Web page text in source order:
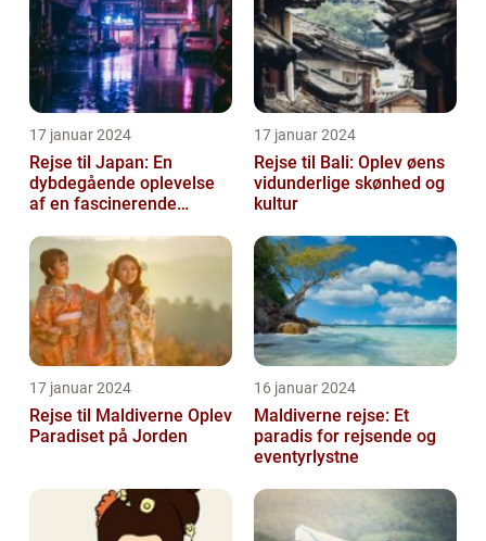
Dette kan om...
17 januar 2024
Rejse til Japan: En
dybdegående oplevelse
af en fascinerende
17 januar 2024
Rejse til Bali: Oplev øens
vidunderlige skønhed og
kultur
17 januar 2024
Rejse til Maldiverne Oplev
Paradiset på Jorden
16 januar 2024
Maldiverne rejse: Et
paradis for rejsende og
eventyrlystne